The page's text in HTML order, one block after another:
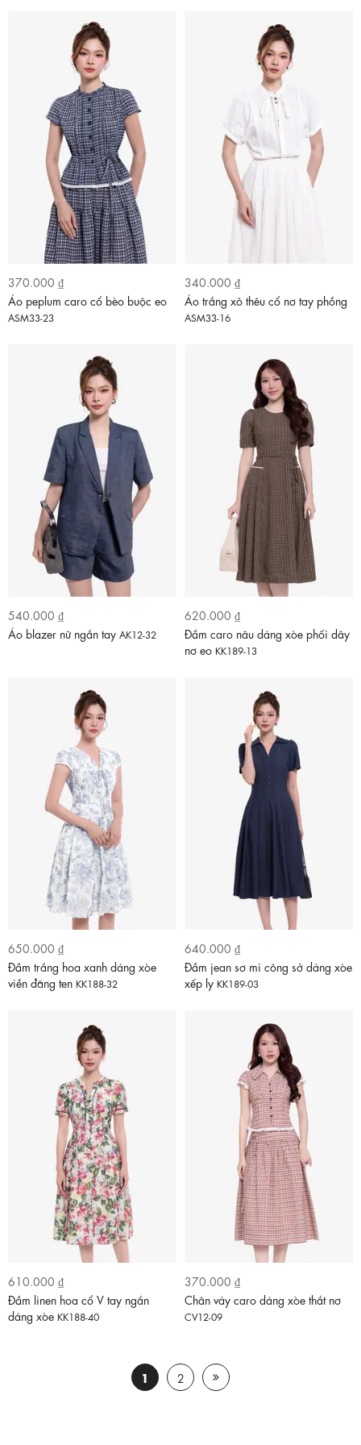
370.000 ₫
Áo peplum caro cổ bèo buộc eo
ASM33-23
340.000 ₫
Áo trắng xô thêu cổ nơ tay phồng
ASM33-16
540.000 ₫
Áo blazer nữ ngắn tay AK12-32
620.000 ₫
Đầm caro nâu dáng xòe phối dây
nơ eo KK189-13
650.000 ₫
Đầm trắng hoa xanh dáng xòe
viền đăng ten KK188-32
640.000 ₫
Đầm jean sơ mi công sở dáng xòe
xếp ly KK189-03
610.000 ₫
Đầm linen hoa cổ V tay ngắn
dáng xòe KK188-40
370.000 ₫
Chân váy caro dáng xòe thắt nơ
CV12-09
1 2